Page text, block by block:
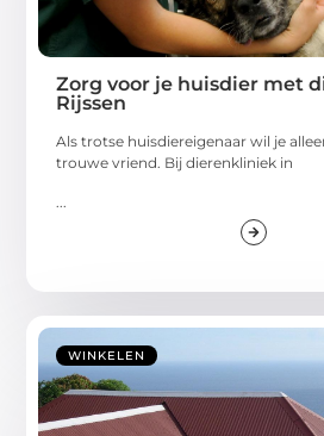
Zorg voor je huisdier met
Rijssen
Als trotse huisdiereigenaar wil je
trouwe vriend. Bij dierenkliniek in
WINKELEN